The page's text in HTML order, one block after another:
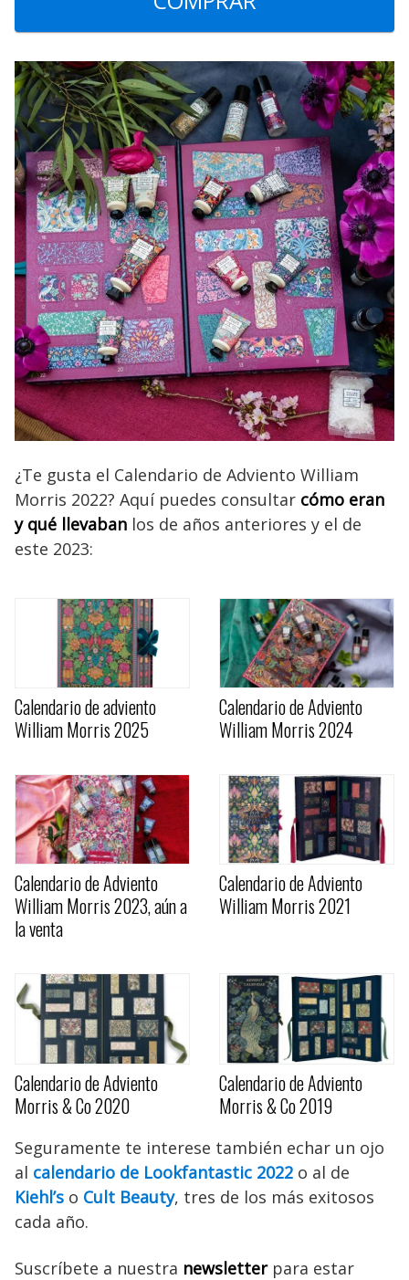
¿Te gusta el Calendario de Adviento William
Morris 2022? Aquí puedes consultar cómo eran
y qué llevaban los de años anteriores y el de
este 2023:
Calendario de adviento
William Morris 2025
Calendario de Adviento
William Morris 2024
Calendario de Adviento
William Morris 2023, aún a
la venta
Calendario de Adviento
William Morris 2021
Calendario de Adviento
Morris & Co 2020
Calendario de Adviento
Morris & Co 2019
Seguramente te interese también echar un ojo
al calendario de Lookfantastic 2022 o al de
Kiehl’s o Cult Beauty, tres de los más exitosos
cada año.
Suscríbete a nuestra newsletterpara estar